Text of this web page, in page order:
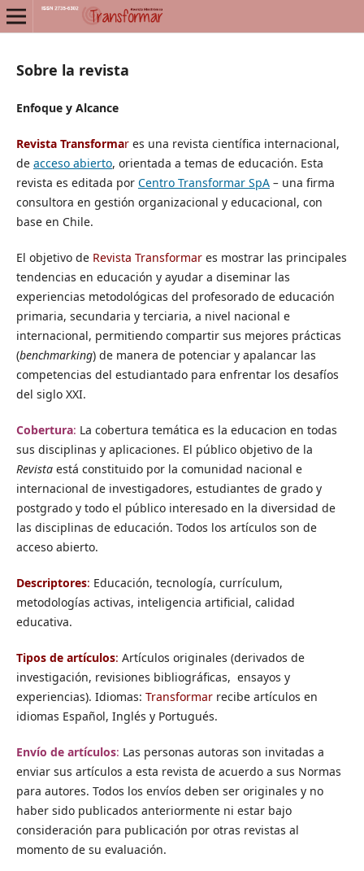
Sobre la revista
Enfoque y Alcance
Revista Transformares una revista científica internacional,
de acceso abierto, orientada a temas de educación. Esta
revista es editada por Centro Transformar SpA–una firma
consultora en gestión organizacional y educacional, con
base en Chile.
El objetivo de Revista Transformar es mostrar las principales
tendencias en educación y ayudar a diseminar las
experiencias metodológicas del profesorado de educación
primaria, secundaria y terciaria, a nivel nacional e
internacional, permitiendo compartir sus mejores prácticas
(benchmarking) de manera de potenciar y apalancar las
competencias del estudiantado para enfrentar los desafíos
del siglo XXI.
Cobertura: La cobertura temática es la educacion en todas
sus disciplinas y aplicaciones. El público objetivo de la
Revistaestá constituido por la comunidad nacional e
internacional de investigadores, estudiantes de grado y
postgrado y todo el público interesado en la diversidad de
las disciplinas de educación. Todos los artículos son de
acceso abierto.
Descriptores: Educación, tecnología, currículum,
metodologías activas, inteligencia artificial, calidad
educativa.
Tipos de artículos: Artículos originales (derivados de
investigación, revisiones bibliográficas, ensayos y
experiencias). Idiomas: Transformarrecibe artículos en
idiomas Español, Inglés y Portugués.
Envío de artículos: Las personas autoras son invitadas a
enviar sus artículos a esta revista de acuerdo a sus Normas
para autores. Todos los envíos deben ser originales y no
haber sido publicados anteriormente ni estar bajo
consideración para publicación por otras revistas al
momento de su evaluación.